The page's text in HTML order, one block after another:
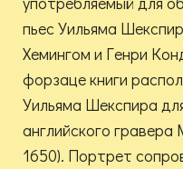
пьес Уильяма
Хемингом и Генри
форзаце книги
Уильяма Шекспира
английского
1650). Портрет